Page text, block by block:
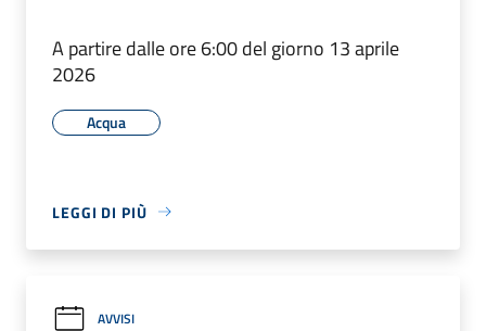
A partire dalle ore 6:00 del giorno 13 aprile
2026
Acqua
LEGGI DI PIÙ
AVVISI